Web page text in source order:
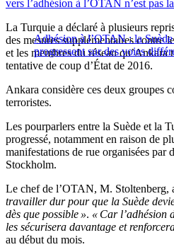
vers l’adhésion à l’OTAN n’est pas
Adhésion à l’OTAN : la
progressent sur des voies
La Turquie a déclaré à plusieurs
des mesures supplémentaires contre
et les membres du réseau qu’Ankara
tentative de coup d’État de 2016.
Ankara considère ces deux groupes
terroristes.
Les pourparlers entre la Suède et la
progressé, notamment en raison de
manifestations de rue organisées par
Stockholm.
Le chef de l’OTAN, M. Stoltenberg,
travailler dur pour que la Suède
dès que possible ». « Car l’adhésion
les sécurisera davantage et
au début du mois.